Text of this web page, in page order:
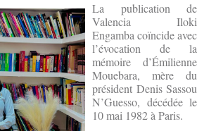
La publication de
Valencia Iloki
Engamba coïncide avec
l’évocation de la
mémoire d’Émilienne
Mouebara, mère du
président Denis Sassou
N’Guesso, décédée le
10 mai 1982 à Paris.